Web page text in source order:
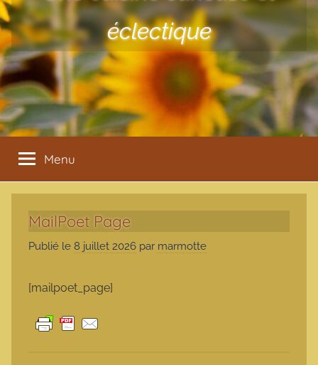
éclectique
Menu
MailPoet Page
Publié le 8 juillet 2026 par marmotte
[mailpoet_page]